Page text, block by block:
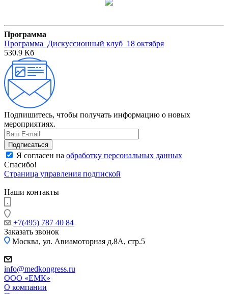
Программа
Программа_Дискуссионный клуб_18 октября
530.9 Кб
Подпишитесь, чтобы получать информацию о новых
мероприятиях.
Я согласен на обработку персональных данных
Спасибо!
Страница управления подпиской
Наши контакты
+7(495) 787 40 84
Заказать звонок
Москва, ул. Авиамоторная д.8А, стр.5
info@medkongress.ru
OOO «ЕМК»
О компании